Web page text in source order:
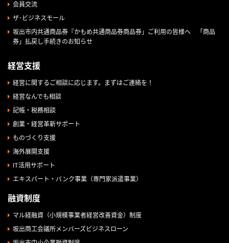
会員交流
ザ･ビジネスモール
坂出市内共通商品券『かもめ共通商品券商品券」ご利用の皆様へ 「商品
券」払戻し手続きのお知らせ
経営支援
経営に関するご相談に応じます。まずはご連絡を！
経営なんでも相談
記帳・税務相談
創業・経営革新サポート
ものづくり支援
海外展開支援
IT活用サポート
エキスパート・バンク事業（専門家派遣事業）
融資制度
マル経融資（小規模事業者経営改善資金）制度
坂出商工会議所メンバーズビジネスローン